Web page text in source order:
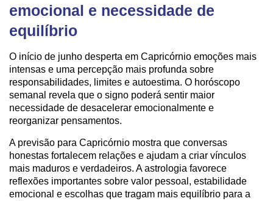
emocional e necessidade de
equilíbrio
O início de junho desperta em Capricórnio emoções mais
intensas e uma percepção mais profunda sobre
responsabilidades, limites e autoestima. O horóscopo
semanal revela que o signo poderá sentir maior
necessidade de desacelerar emocionalmente e
reorganizar pensamentos.
A previsão para Capricórnio mostra que conversas
honestas fortalecem relações e ajudam a criar vínculos
mais maduros e verdadeiros. A astrologia favorece
reflexões importantes sobre valor pessoal, estabilidade
emocional e escolhas que tragam mais equilíbrio para a